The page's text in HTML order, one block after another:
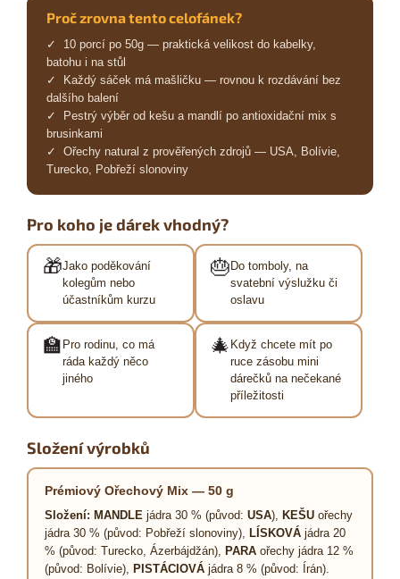
Proč zrovna tento celofánek?
✓ 10 porcí po 50g — praktická velikost do kabelky,
batohu i na stůl
✓ Každý sáček má mašličku — rovnou k rozdávání bez
dalšího balení
✓ Pestrý výběr od kešu a mandlí po antioxidační mix s
brusinkami
✓ Ořechy natural z prověřených zdrojů — USA, Bolívie,
Turecko, Pobřeží slonoviny
Pro koho je dárek vhodný?
🎁Jako poděkování
kolegům nebo
účastníkům kurzu
🎂 Do tomboly, na
svatební výslužku či
oslavu
🏫 Pro rodinu, co má
ráda každý něco
jiného
🎄 Když chcete mít po
ruce zásobu mini
dárečků na nečekané
příležitosti
Složení výrobků
Prémiový Ořechový Mix — 50 g
Složení: MANDLEjádra 30 % (původ: USA), KEŠUořechy
jádra 30 % (původ: Pobřeží slonoviny), LÍSKOVÁjádra 20
% (původ: Turecko, Ázerbájdžán), PARAořechy jádra 12 %
(původ: Bolívie), PISTÁCIOVÁjádra 8 % (původ: Írán).